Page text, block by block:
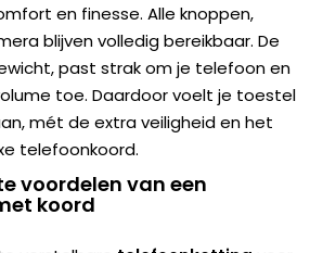
en finesse. Alle knoppen,
blijven volledig bereikbaar. De
past strak om je telefoon en
toe. Daardoor voelt je toestel
mét de extra veiligheid en het
telefoonkoord.
voordelen van een
koord